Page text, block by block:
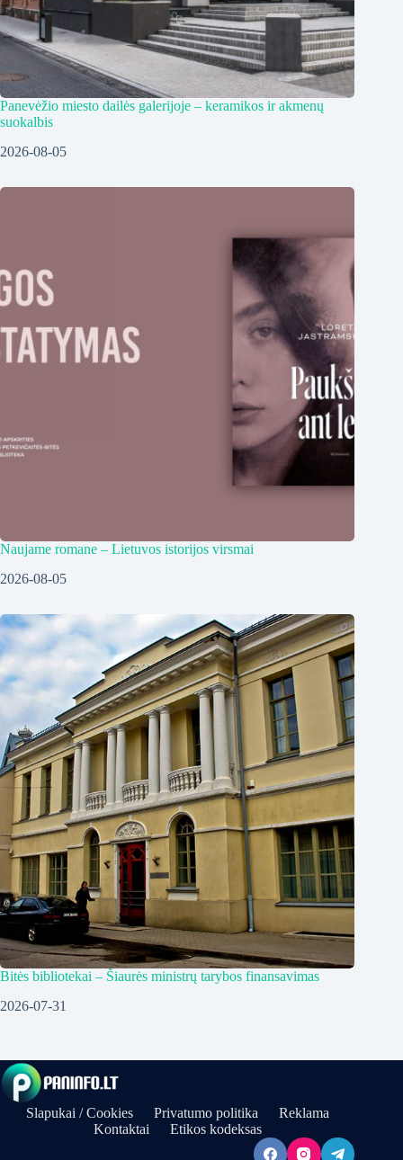
Panevėžio miesto dailės galerijoje – keramikos ir akmenų
suokalbis
2026-08-05
Naujame romane – Lietuvos istorijos virsmai
2026-08-05
Bitės bibliotekai – Šiaurės ministrų tarybos finansavimas
2026-07-31
Slapukai / Cookies Privatumo politika
Reklama
Kontaktai
Etikos kodeksas